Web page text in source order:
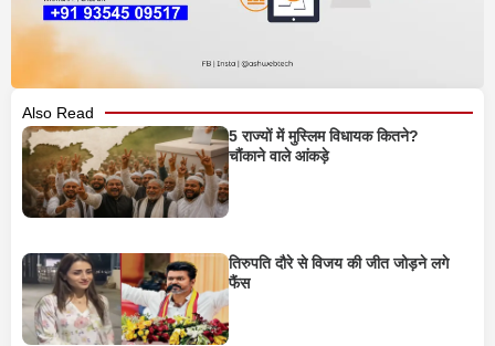
Also Read
5 राज्यों में मुस्लिम विधायक कितने?
चौंकाने वाले आंकड़े
तिरुपति दौरे से विजय की जीत जोड़ने लगे
फैंस